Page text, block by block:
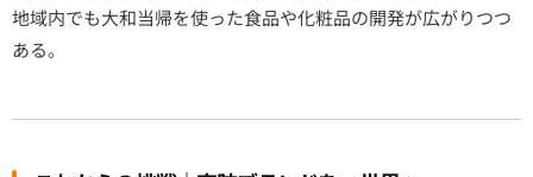
地域内でも大和当帰を使った食品や化粧品の開発が広がりつつ
ある。